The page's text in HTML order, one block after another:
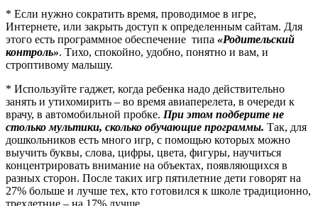
* Если нужно сократить время, проводимое в игре,
Интернете, или закрыть доступ к определенным сайтам. Для
этого есть программное обеспечение типа «Родительский
контроль». Тихо, спокойно, удобно, понятно и вам, и
строптивому малышу.
* Используйте гаджет, когда ребенка надо действительно
занять и утихомирить – во время авиаперелета, в очереди к
врачу, в автомобильной пробке. При этом подберите не
столько мультики, сколько обучающие программы. Так, для
дошкольников есть много игр, с помощью которых можно
выучить буквы, слова, цифры, цвета, фигуры, научиться
концентрировать внимание на объектах, появляющихся в
разных сторон. После таких игр пятилетние дети говорят на
27% больше и лучше тех, кто готовился к школе традиционно,
трехлетние – на 17% лучше.